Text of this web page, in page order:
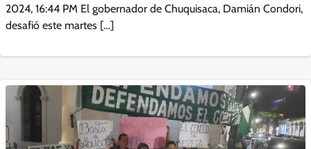
2024, 16:44 PM El gobernador de Chuquisaca, Damián Condori,
desafió este martes […]